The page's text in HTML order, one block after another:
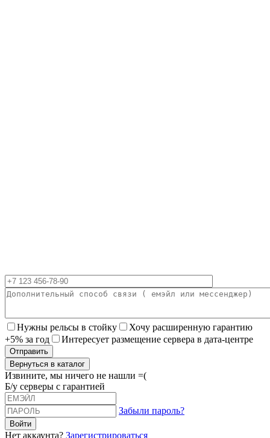
Нужны рельсы в стойку
Хочу расширенную гарантию
+5% за год
Интересует размещение сервера в дата-центре
Вернуться в каталог
Извините, мы ничего не нашли =(
Б/у серверы с гарантией
Забыли пароль?
Нет аккаунта? Зарегистрироваться